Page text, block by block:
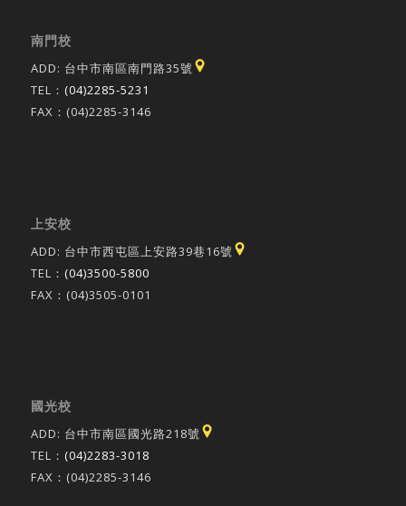
南門校
ADD: 台中市南區南門路35號
TEL： (04)2285-5231
FAX：(04)2285-3146
上安校
ADD: 台中市西屯區上安路39巷16號
TEL： (04)3500-5800
FAX：(04)3505-0101
國光校
ADD: 台中市南區國光路218號
TEL： (04)2283-3018
FAX：(04)2285-3146